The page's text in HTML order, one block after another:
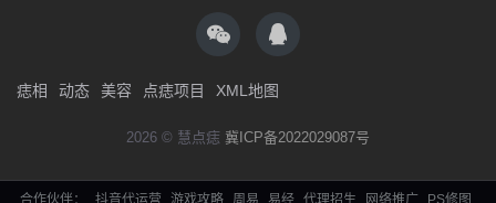
痣相 动态 美容 点痣项目 XML地图
2026 © 慧点痣 冀ICP备2022029087号
合作伙伴： 抖音代运营 游戏攻略 周易 易经 代理招生 网络推广 PS修图